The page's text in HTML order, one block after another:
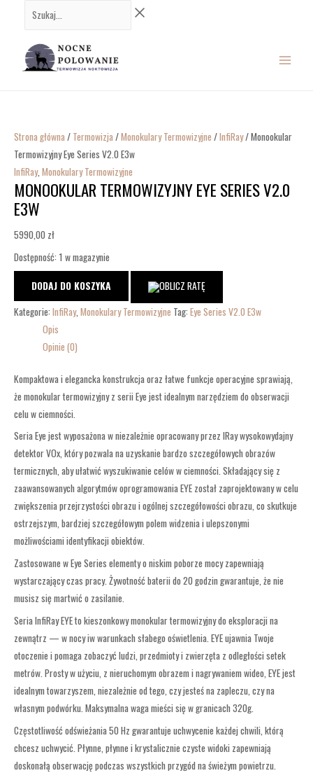
Szukaj...
MENU
Strona główna / Termowizja /Monokulary Termowizyjne /InfiRay/ Monookular
Termowizyjny Eye Series V2.0 E3w
InfiRay, Monokulary Termowizyjne
MONOOKULAR TERMOWIZYJNY EYE SERIES V2.0
E3W
5990,00 zł
Dostępność: 1 w magazynie
Termowizyjny
DODAJ DO KOSZYKA
Kategorie: InfiRay, Monokulary Termowizyjne Tag: Eye Series V2.0 E3w
Opis
Opinie (0)
Kompaktowa i elegancka konstrukcja oraz łatwe funkcje operacyjne sprawiają,
że monokular termowizyjny z serii Eye jest idealnym narzędziem do obserwacji
celu w ciemności.
Seria Eye jest wyposażona w niezależnie opracowany przez IRay wysokowydajny
detektor VOx, który pozwala na uzyskanie bardzo szczegółowych obrazów
termicznych, aby ułatwić wyszukiwanie celów w ciemności. Składający się z
zaawansowanych algorytmów oprogramowania EYE został zaprojektowany w celu
zwiększenia przejrzystości obrazu i ogólnej szczegółowości obrazu, co skutkuje
ostrzejszym, bardziej szczegółowym polem widzenia i ulepszonymi
możliwościami identyfikacji obiektów.
Zastosowane w Eye Series elementy o niskim poborze mocy zapewniają
wystarczający czas pracy. Żywotność baterii do 20 godzin gwarantuje, że nie
musisz się martwić o zasilanie.
Seria InfiRay EYE to kieszonkowy monokular termowizyjny do eksploracji na
zewnątrz — w nocy iw warunkach słabego oświetlenia. EYE ujawnia Twoje
otoczenie i pomaga zobaczyć ludzi, przedmioty i zwierzęta z odległości setek
metrów. Prosty w użyciu, z nieruchomym obrazem i nagrywaniem wideo, EYE jest
idealnym towarzyszem, niezależnie od tego, czy jesteś na zapleczu, czy na
własnym podwórku. Maksymalna waga mieści się w granicach 320g.
Częstotliwość odświeżania 50 Hz gwarantuje uchwycenie każdej chwili, którą
chcesz uchwycić. Płynne, płynne i krystalicznie czyste widoki zapewniają
doskonałą obserwację podczas wszystkich przygód na świeżym powietrzu.